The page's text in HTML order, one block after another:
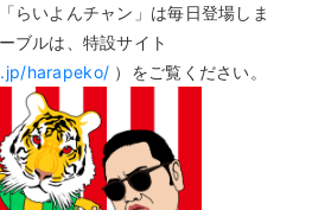
らいよんチャン」は毎日登場しま
ブルは、特設サイト
harapeko/ ）をご覧ください。